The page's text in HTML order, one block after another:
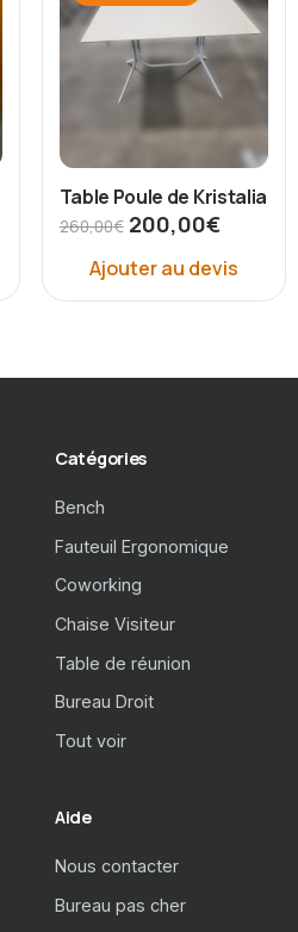
Table Poule de Kristalia
260,00€ 200,00€
Ajouter au devis
Catégories
Bench
Fauteuil Ergonomique
Coworking
Chaise Visiteur
Table de réunion
Bureau Droit
Tout voir
Aide
Nous contacter
Bureau pas cher